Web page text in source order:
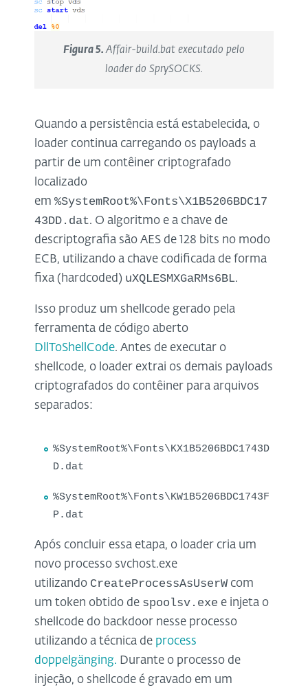
Figura 5.Affair-build.bat executado pelo
loader do SprySOCKS.
Quando a persistência está estabelecida, o
loader continua carregando os payloads a
partir de um contêiner criptografado
localizado
em %SystemRoot%\Fonts\X1B5206BDC17
43DD.dat. O algoritmo e a chave de
descriptografia são AES de 128 bits no modo
ECB, utilizando a chave codificada de forma
fixa (hardcoded) uXQLESMXGaRMs6BL.
Isso produz um shellcode gerado pela
ferramenta de código aberto
DllToShellCode. Antes de executar o
shellcode, o loader extrai os demais payloads
criptografados do contêiner para arquivos
separados:
%SystemRoot%\Fonts\KX1B5206BDC1743D
D.dat
%SystemRoot%\Fonts\KW1B5206BDC1743F
P.dat
Após concluir essa etapa, o loader cria um
novo processo svchost.exe
utilizando CreateProcessAsUserW com
um token obtido de spoolsv.exe e injeta o
shellcode do backdoor nesse processo
utilizando a técnica de process
doppelgänging. Durante o processo de
injeção, o shellcode é gravado em um